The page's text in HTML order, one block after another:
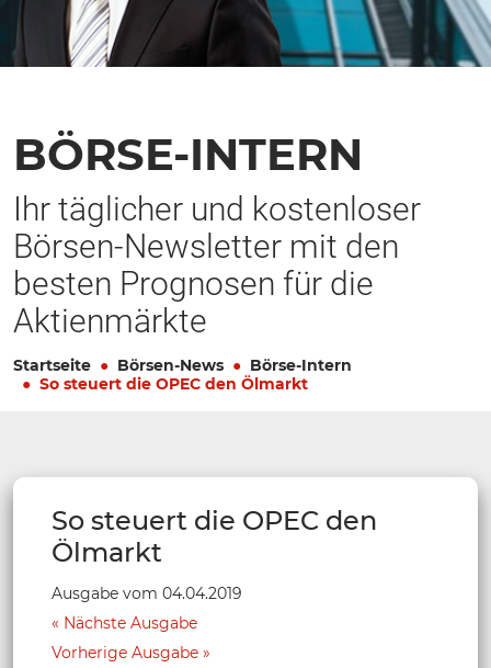
BÖRSE-INTERN
Ihr täglicher und kostenloser
Börsen-Newsletter mit den
besten Prognosen für die
Aktienmärkte
Startseite Börsen-News
Börse-Intern
So steuert die OPEC den Ölmarkt
So steuert die OPEC den
Ölmarkt
Ausgabe vom 04.04.2019
Nächste Ausgabe
Vorherige Ausgabe